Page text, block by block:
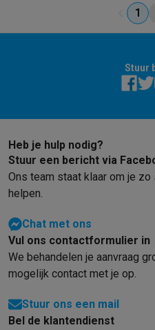
Automatisch
1
Stuur
Heb je hulp nodig?
Stuur een bericht via
Ons team staat klaar om je
helpen.
Chat met ons
Vul ons contactformulier in
We behandelen je aanvraag
mogelijk contact met je op.
Stuur ons een mail
Bel de klantendienst